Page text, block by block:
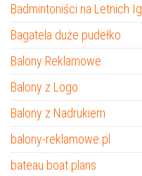
Badmintoniści na Letnich
Bagatela duże pudełko
Balony Reklamowe
Balony z Logo
Balony z Nadrukiem
balony-reklamowe.pl
bateau boat plans